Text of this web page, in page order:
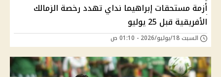
أزمة مستحقات إبراهيما نداي تهدد رخصة الزمالك
الأفريقية قبل 25 يوليو
السبت 18/يوليو/2026 - 01:10 ص